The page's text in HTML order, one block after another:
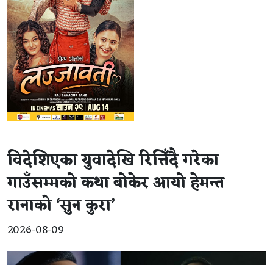
विदेशिएका युवादेखि रित्तिँदै गरेका
गाउँसम्मको कथा बोकेर आयो हेमन्त
रानाको ‘सुन कुरा’
2026-08-09